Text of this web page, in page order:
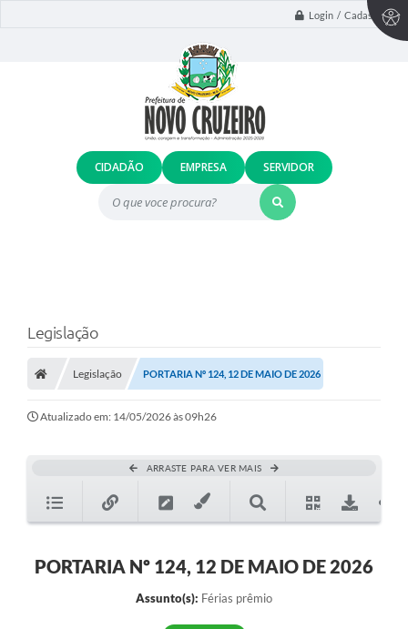
Login / Cadastro
O que voce procura?
CIDADÃO EMPRESA SERVIDOR
Legislação
Legislação PORTARIA Nº 124, 12 DE MAIO DE 2026
Atualizado em: 14/05/2026 às 09h26
ARRASTE PARA VER MAIS
PORTARIA Nº 124, 12 DE MAIO DE 2026
Assunto(s): Férias prêmio